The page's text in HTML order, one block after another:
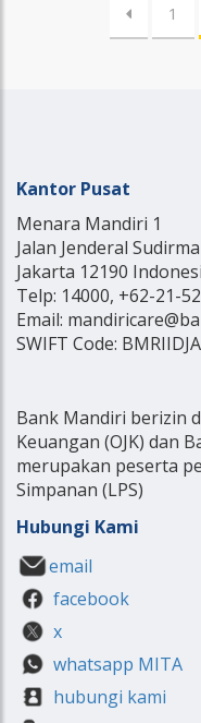
1
Kantor Pusat
Menara Mandiri 1
Jalan Jenderal
Jakarta 12190
Telp: 14000, +62-21-
Email:
SWIFT Code: BMRIIDJA
Bank Mandiri berizin
Keuangan (OJK) dan
merupakan peserta
Simpanan (LPS)
Hubungi Kami
email
facebook
x
whatsapp MITA
hubungi kami